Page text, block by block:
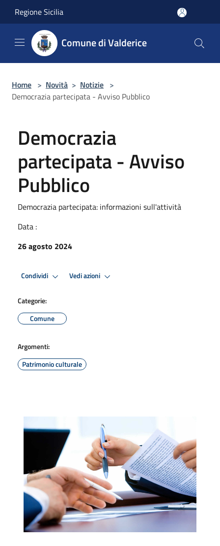
Regione Sicilia
Comune di Valderice
Home > Novità > Notizie >
Democrazia partecipata - Avviso Pubblico
Democrazia
partecipata - Avviso
Pubblico
Democrazia partecipata: informazioni sull'attività
Data :
26 agosto 2024
Condividi Vedi azioni
Categorie:
Comune
Argomenti:
Patrimonio culturale